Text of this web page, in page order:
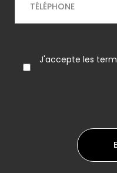
J'accepte les